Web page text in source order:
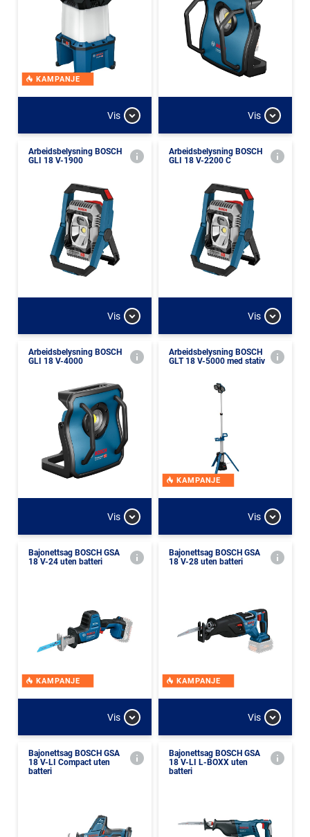
KAMPANJE
Vis Vis
Arbeidsbelysning BOSCH
GLI 18 V-1900
Vis
Arbeidsbelysning BOSCH
GLI 18 V-2200 C
Vis
Arbeidsbelysning BOSCH
GLI 18 V-4000
Vis
Arbeidsbelysning BOSCH
GLT 18 V-5000 med stativ
KAMPANJE
Vis
Bajonettsag BOSCH GSA
18 V-24 uten batteri
KAMPANJE
Vis
Bajonettsag BOSCH GSA
18 V-28 uten batteri
KAMPANJE
Vis
Bajonettsag BOSCH GSA
18 V-LI Compact uten
batteri
Bajonettsag BOSCH GSA
18 V-LI L-BOXX uten
batteri